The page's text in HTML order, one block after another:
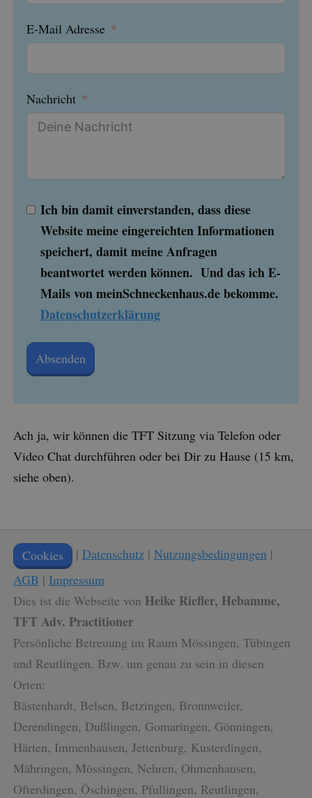
E-Mail Adresse
Nachricht
Ich bin damit einverstanden, dass diese
Website meine eingereichten Informationen
speichert, damit meine Anfragen
beantwortet werden können. Und das ich E-
Mails von meinSchneckenhaus.de bekomme.
Datenschutzerklärung
Absenden
Ach ja, wir können die TFT Sitzung via Telefon oder
Video Chat durchführen oder bei Dir zu Hause (15 km,
siehe oben).
Cookies | Datenschutz | Nutzungsbedingungen |
AGB | Impressum
Dies ist die Webseite von Heike Riefler, Hebamme,
TFT Adv. Practitioner
Persönliche Betreuung im Raum Mössingen, Tübingen
und Reutlingen. Bzw. um genau zu sein in diesen
Orten:
Bästenhardt, Belsen, Betzingen, Bronnweiler,
Derendingen, Dußlingen, Gomaringen, Gönningen,
Härten, Immenhausen, Jettenburg, Kusterdingen,
Mähringen, Mössingen, Nehren, Ohmenhausen,
Ofterdingen, Öschingen, Pfullingen, Reutlingen,